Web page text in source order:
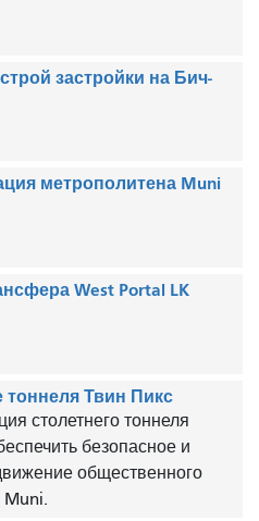
застройки на Бич-
метрополитена Muni
West Portal LK
тоннеля Твин Пикс
столетнего тоннеля
безопасное и
общественного
Muni.